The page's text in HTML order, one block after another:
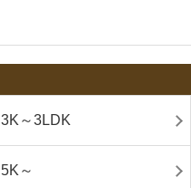
3K～3LDK
5K～